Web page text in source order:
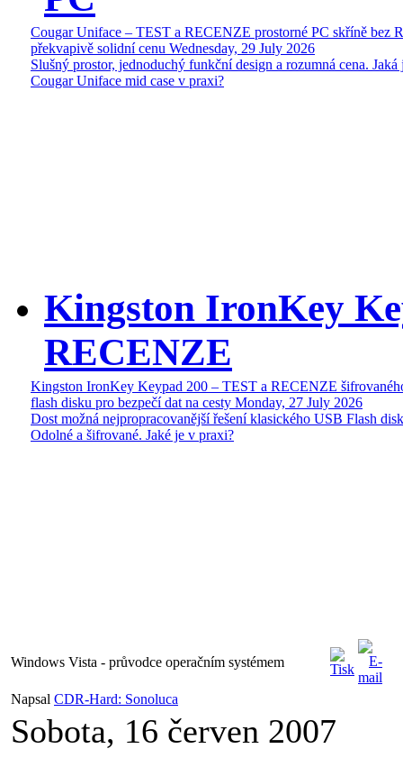
Cougar Uniface – TEST a RECENZE prostorné PC skříně bez
překvapivě solidní cenu Wednesday, 29 July 2026
Slušný prostor, jednoduchý funkční design a rozumná cena. Jaká
Cougar Uniface mid case v praxi?
Kingston IronKey
RECENZE
Kingston IronKey Keypad 200 – TEST a RECENZE
flash disku pro bezpečí dat na cesty Monday, 27 July 2026
Dost možná nejpropracovanější řešení klasického USB Flash
Odolné a šifrované. Jaké je v praxi?
Windows Vista - průvodce operačním systémem
Napsal CDR-Hard: Sonoluca
Sobota, 16 červen 2007